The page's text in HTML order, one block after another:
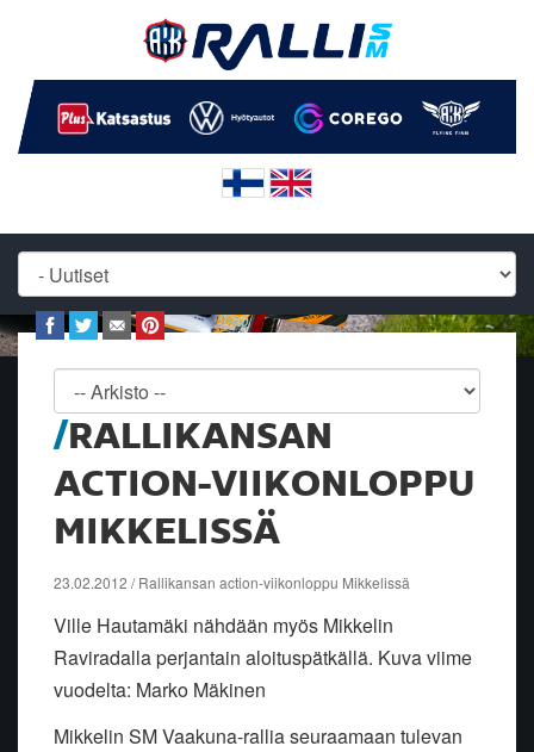
RALLIKANSAN
ACTION-VIIKONLOPPU
MIKKELISSÄ
23.02.2012 / Rallikansan action-viikonloppu Mikkelissä
Ville Hautamäki nähdään myös Mikkelin
Raviradalla perjantain aloituspätkällä. Kuva viime
vuodelta: Marko Mäkinen
Mikkelin SM Vaakuna-rallia seuraamaan tulevan